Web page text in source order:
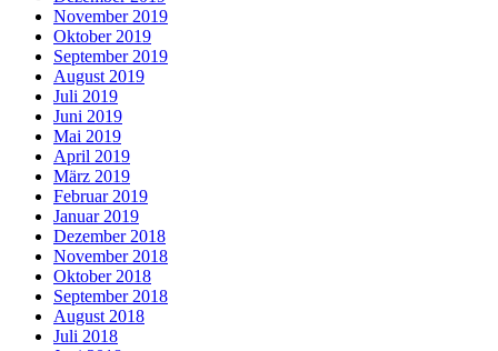
November 2019
Oktober 2019
September 2019
August 2019
Juli 2019
Juni 2019
Mai 2019
April 2019
März 2019
Februar 2019
Januar 2019
Dezember 2018
November 2018
Oktober 2018
September 2018
August 2018
Juli 2018